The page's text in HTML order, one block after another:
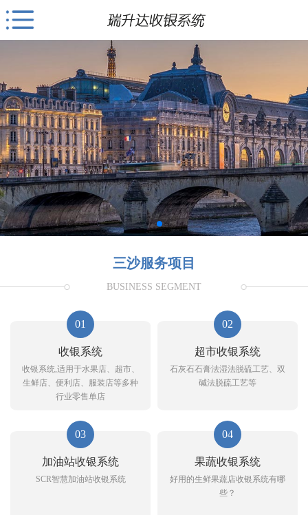
三沙服务项目
BUSINESS SEGMENT
01
收银系统
收银系统,适用于水果店、超市、
生鲜店、便利店、服装店等多种
行业零售单店
02
超市收银系统
石灰石石膏法湿法脱硫工艺、双
碱法脱硫工艺等
03
加油站收银系统
SCR智慧加油站收银系统
04
果蔬收银系统
好用的生鲜果蔬店收银系统有哪
些？